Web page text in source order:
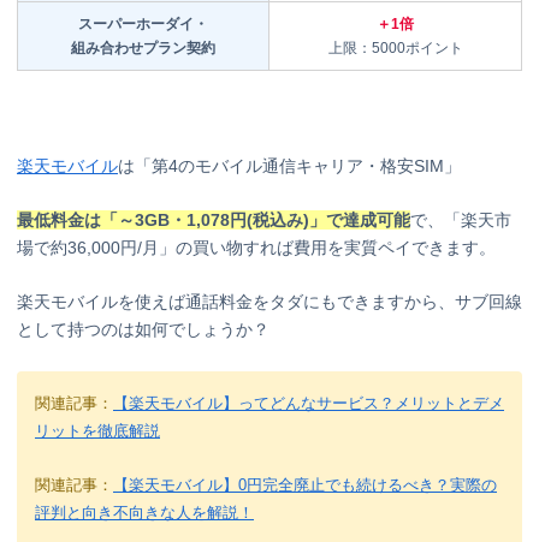
スーパーホーダイ・
組み合わせプラン契約
＋1倍
上限：5000ポイント
楽天モバイルは「第4のモバイル通信キャリア・格安SIM」
最低料金は「～3GB・1,078円(税込み)」で達成可能で、「楽天市
場で約36,000円/月」の買い物すれば費用を実質ペイできます。
楽天モバイルを使えば通話料金をタダにもできますから、サブ回線
として持つのは如何でしょうか？
関連記事：
【楽天モバイル】ってどんなサービス？メリットとデメ
リットを徹底解説
関連記事：
【楽天モバイル】0円完全廃止でも続けるべき？実際の
評判と向き不向きな人を解説！